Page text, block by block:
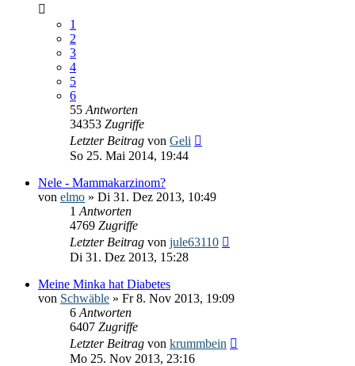
1
2
3
4
5
6
55 Antworten
34353 Zugriffe
Letzter Beitrag von Geli
So 25. Mai 2014, 19:44
Nele - Mammakarzinom?
von elmo » Di 31. Dez 2013, 10:49
1 Antworten
4769 Zugriffe
Letzter Beitrag von jule63110
Di 31. Dez 2013, 15:28
Meine Minka hat Diabetes
von Schwäble » Fr 8. Nov 2013, 19:09
6 Antworten
6407 Zugriffe
Letzter Beitrag von krummbein
Mo 25. Nov 2013, 23:16